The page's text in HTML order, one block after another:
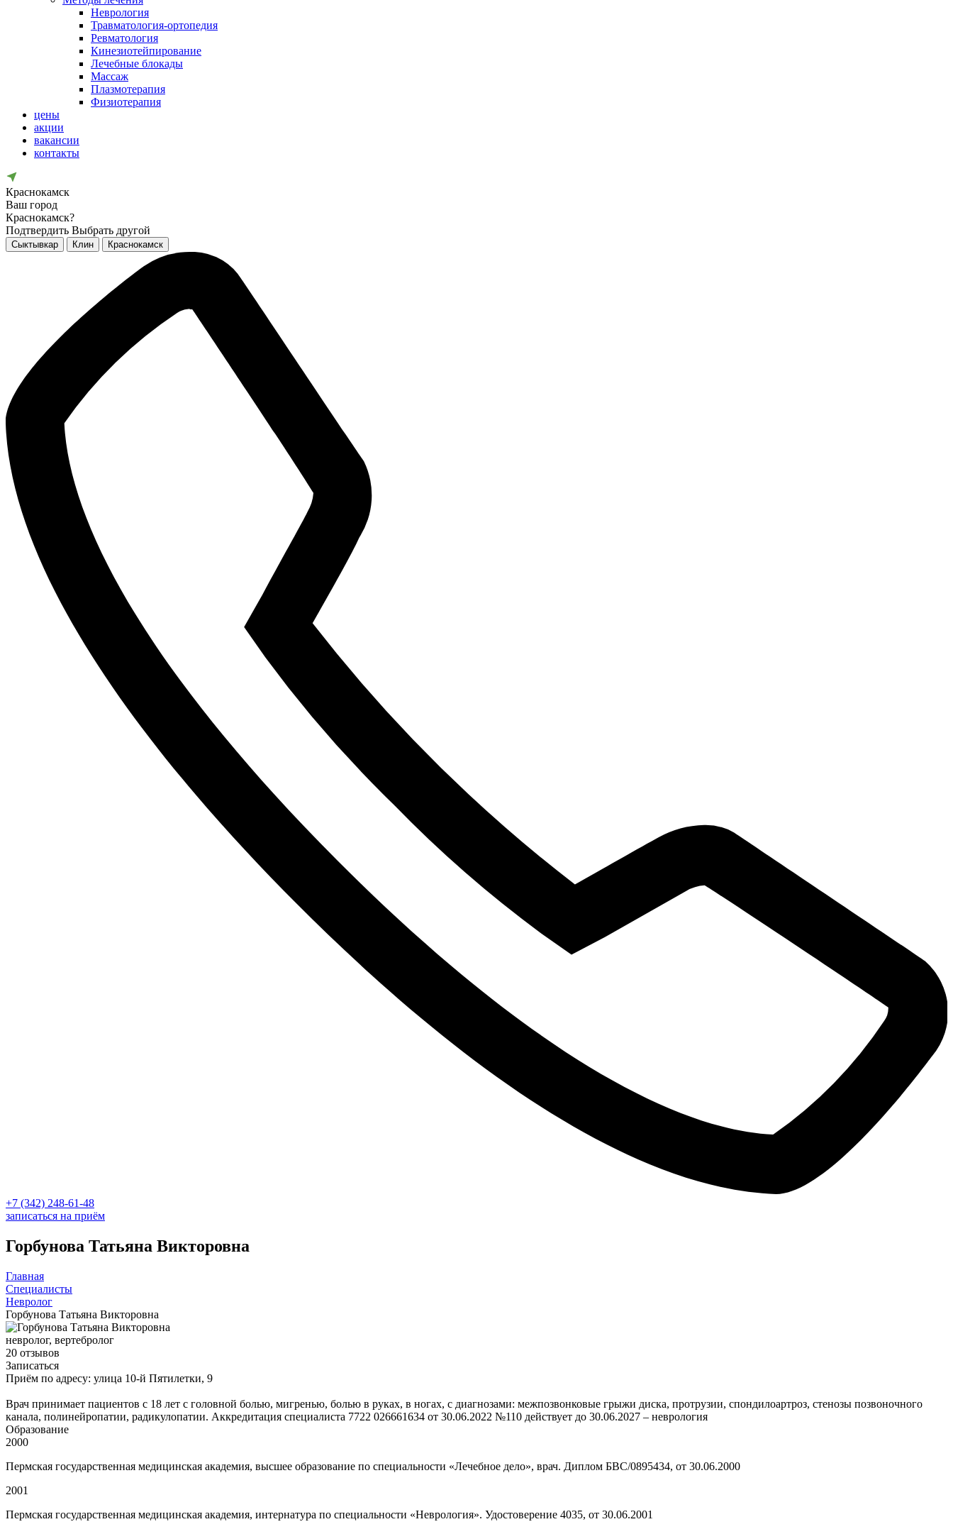
Неврология
Травматология-ортопедия
Ревматология
Кинезиотейпирование
Лечебные блокады
Массаж
Плазмотерапия
Физиотерапия
цены
акции
вакансии
контакты
Краснокамск
Ваш город
Краснокамск?
Подтвердить Выбрать другой
Сыктывкар Клин Краснокамск
+7 (342) 248-61-48
записаться на приём
Горбунова Татьяна Викторовна
Главная
Специалисты
Невролог
Горбунова Татьяна Викторовна
невролог, вертебролог
20 отзывов
Записаться
Приём по адресу: улица 10-й Пятилетки, 9
Врач принимает пациентов с 18 лет с головной болью, мигренью, болью в руках, в ногах, с диагнозами: межпозвонковые грыжи диска, протрузии, спондилоартроз, стенозы позвоночного
канала, полинейропатии, радикулопатии. Аккредитация специалиста 7722 026661634 от 30.06.2022 №110 действует до 30.06.2027 – неврология
Образование
2000
Пермская государственная медицинская академия, высшее образование по специальности «Лечебное дело», врач. Диплом БВС/0895434, от 30.06.2000
2001
Пермская государственная медицинская академия, интернатура по специальности «Неврология». Удостоверение 4035, от 30.06.2001